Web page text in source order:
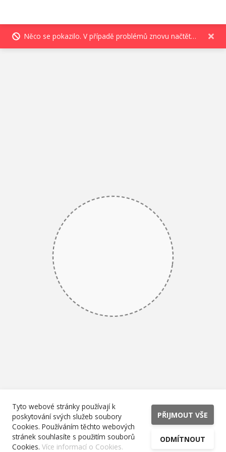
Něco se pokazilo. V případě problémů znovu načtěte stránku.
Tyto webové stránky používají k
poskytování svých služeb soubory
Cookies. Používáním těchto webových
stránek souhlasíte s použitím souborů
Cookies. Více informací o Cookies.
PŘIJMOUT VŠE
ODMÍTNOUT